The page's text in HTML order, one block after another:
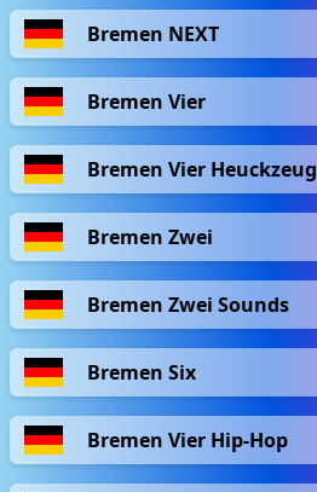
Bremen NEXT
Bremen Vier
Bremen Vier Heuckzeug
Bremen Zwei
Bremen Zwei Sounds
Bremen Six
Bremen Vier Hip-Hop